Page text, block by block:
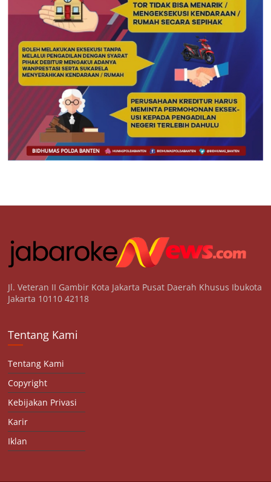
Jl. Veteran II Gambir Kota Jakarta Pusat Daerah Khusus Ibukota
Jakarta 10110 42118
Tentang Kami
Tentang Kami
Copyright
Kebijakan Privasi
Karir
Iklan